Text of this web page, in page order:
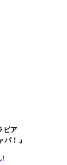
ビア
！』
!